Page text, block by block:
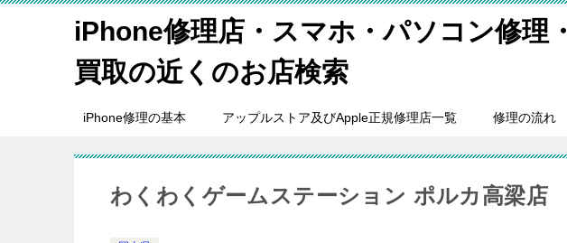
iPhone修理店・スマホ・パソコン修理・
買取の近くのお店検索
iPhone修理の基本 アップルストア及びApple正規修理店一覧 修理の流れ
わくわくゲームステーション ポルカ高梁店